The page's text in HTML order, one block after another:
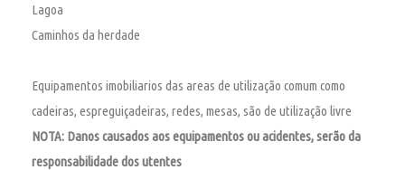
Lagoa
Caminhos da herdade
Equipamentos imobiliarios das areas de utilização comum como
cadeiras, espreguiçadeiras, redes, mesas, são de utilização livre
NOTA: Danos causados aos equipamentos ou acidentes, serão da
responsabilidade dos utentes